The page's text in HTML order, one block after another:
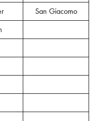
San Giacomo